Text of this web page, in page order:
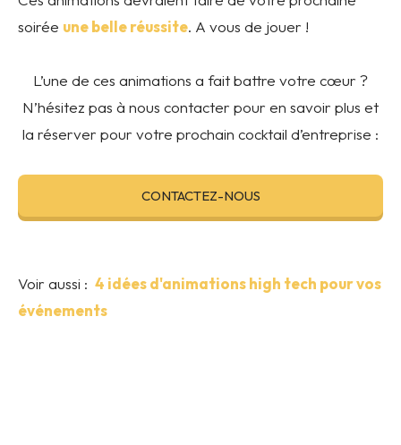
soirée une belle réussite. A vous de jouer !
L’une de ces animations a fait battre votre cœur ?
N’hésitez pas à nous contacter pour en savoir plus et
la réserver pour votre prochain cocktail d’entreprise :
CONTACTEZ-NOUS
Voir aussi : 4 idées d'animations high tech pour vos
événements